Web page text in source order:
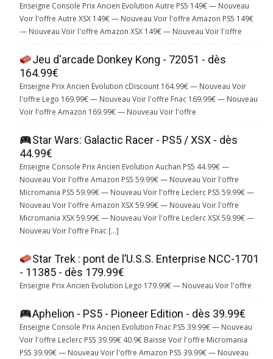
Enseigne Console Prix Ancien Evolution Autre PS5 149€ — Nouveau
Voir l'offre Autre XSX 149€ — Nouveau Voir l'offre Amazon PS5 149€
— Nouveau Voir l'offre Amazon XSX 149€ — Nouveau Voir l'offre
Jeu d'arcade Donkey Kong - 72051 - dès
164.99€
Enseigne Prix Ancien Evolution cDiscount 164.99€ — Nouveau Voir
l'offre Lego 169.99€ — Nouveau Voir l'offre Fnac 169.99€ — Nouveau
Voir l'offre Amazon 169.99€ — Nouveau Voir l'offre
Star Wars: Galactic Racer - PS5 / XSX - dès
44.99€
Enseigne Console Prix Ancien Evolution Auchan PS5 44.99€ —
Nouveau Voir l'offre Amazon PS5 59.99€ — Nouveau Voir l'offre
Micromania PS5 59.99€ — Nouveau Voir l'offre Leclerc PS5 59.99€ —
Nouveau Voir l'offre Amazon XSX 59.99€ — Nouveau Voir l'offre
Micromania XSX 59.99€ — Nouveau Voir l'offre Leclerc XSX 59.99€ —
Nouveau Voir l'offre Fnac […]
Star Trek : pont de l’U.S.S. Enterprise NCC-1701
- 11385 - dès 179.99€
Enseigne Prix Ancien Evolution Lego 179.99€ — Nouveau Voir l'offre
Aphelion - PS5 - Pioneer Edition - dès 39.99€
Enseigne Console Prix Ancien Evolution Fnac PS5 39.99€ — Nouveau
Voir l'offre Leclerc PS5 39.99€ 40.9€ Baisse Voir l'offre Micromania
PS5 39.99€ — Nouveau Voir l'offre Amazon PS5 39.99€ — Nouveau